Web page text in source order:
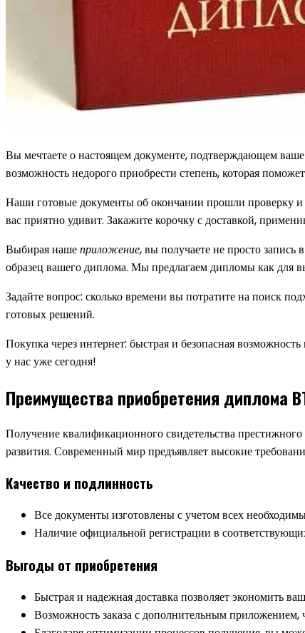
Вы мечтаете о настоящем документе, подтверждающем
возможность недорого приобрести степень, которая
Наши готовые документы об окончании прошли проверку и
вас приятно удивит. Закажите корочку с доставкой,
Выбирая нашеприложение, вы получаете не просто запись
образец вашего диплома. Мы предлагаем дипломы как для
Задайте вопрос: сколько времени вы потратите на поиск
готовых решений.
Покупка через интернет: быстрая и безопасная
у нас уже сегодня!
Преимущества приобретения диплома
Получение квалификационного свидетельства
развития. Современный мир предъявляет высокие
Качество и подлинность
Все документы изготовлены с учетом всех
Наличие официальной регистрации в
Выгоды от приобретения
Быстрая и надежная доставка позволяет экономить
Возможность заказа с дополнительным